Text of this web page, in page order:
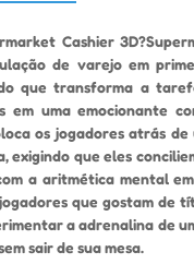
Cashier
de varejo em
que transforma a
em uma emocionante
os jogadores atrás de
exigindo que eles
a aritmética mental
que gostam de
a adrenalina de
sair de sua mesa.